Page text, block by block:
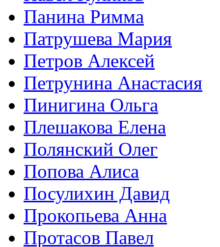
Панина Римма
Патрушева Мария
Петров Алексей
Петрунина Анастасия
Пинигина Ольга
Плешакова Елена
Полянский Олег
Попова Алиса
Посулихин Давид
Прокопьева Анна
Протасов Павел